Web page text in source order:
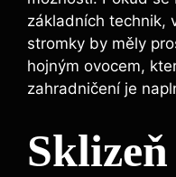
základních technik,
stromky by měly
hojným ovocem,
zahradničení je